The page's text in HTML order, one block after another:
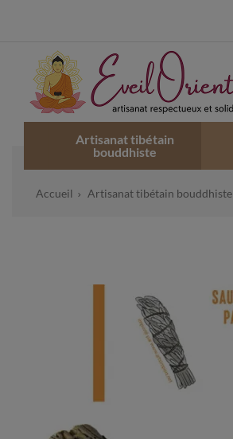
Artisanat tibétain
bouddhiste
Accueil Artisanat tibétain bouddhiste